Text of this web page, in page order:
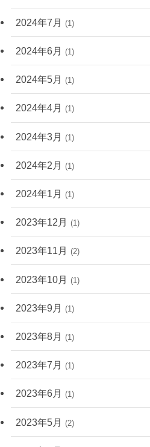
2024年7月 (1)
2024年6月 (1)
2024年5月 (1)
2024年4月 (1)
2024年3月 (1)
2024年2月 (1)
2024年1月 (1)
2023年12月 (1)
2023年11月 (2)
2023年10月 (1)
2023年9月 (1)
2023年8月 (1)
2023年7月 (1)
2023年6月 (1)
2023年5月 (2)